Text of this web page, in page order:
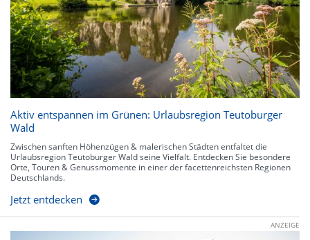
Aktiv entspannen im Grünen: Urlaubsregion Teutoburger
Wald
Zwischen sanften Höhenzügen & malerischen Städten entfaltet die
Urlaubsregion Teutoburger Wald seine Vielfalt. Entdecken Sie besondere
Orte, Touren & Genussmomente in einer der facettenreichsten Regionen
Deutschlands.
Jetzt entdecken
ANZEIGE